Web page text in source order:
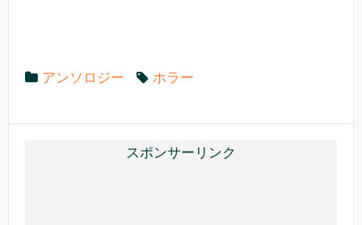
b
o
a
アンソロジー ホラー
スポンサーリンク